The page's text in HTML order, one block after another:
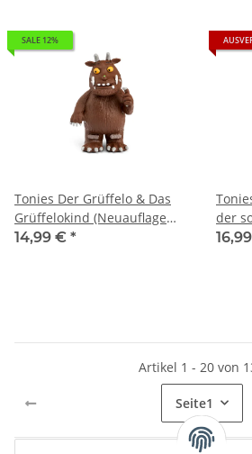
SALE 12%
Tonies Der Grüffelo & Das
Grüffelokind (Neuauflage
2026)
14,99 € *
der
Artikel 1 - 20 von
Seite1